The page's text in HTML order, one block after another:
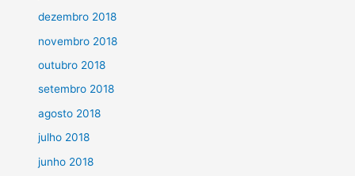
dezembro 2018
novembro 2018
outubro 2018
setembro 2018
agosto 2018
julho 2018
junho 2018